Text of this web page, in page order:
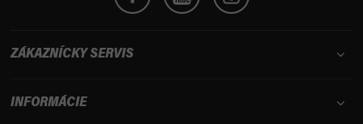
ZÁKAZNÍCKY SERVIS
INFORMÁCIE